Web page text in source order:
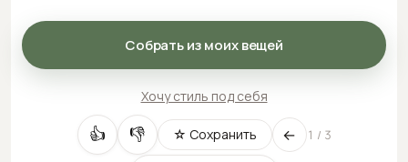
Собрать из моих вещей
Хочу стиль под себя
👍 👎 ☆ Сохранить ← 1 / 3